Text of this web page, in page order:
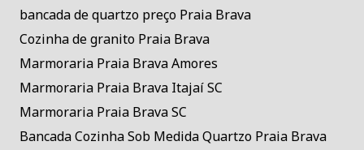
bancada de quartzo preço Praia Brava
Cozinha de granito Praia Brava
Marmoraria Praia Brava Amores
Marmoraria Praia Brava Itajaí SC
Marmoraria Praia Brava SC
Bancada Cozinha Sob Medida Quartzo Praia Brava